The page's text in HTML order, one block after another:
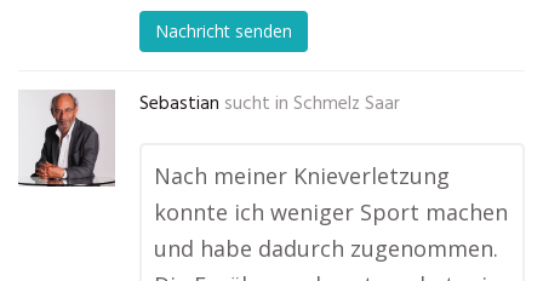
Nachricht senden
Sebastian sucht in Schmelz Saar
Nach meiner Knieverletzung
konnte ich weniger Sport machen
und habe dadurch zugenommen.